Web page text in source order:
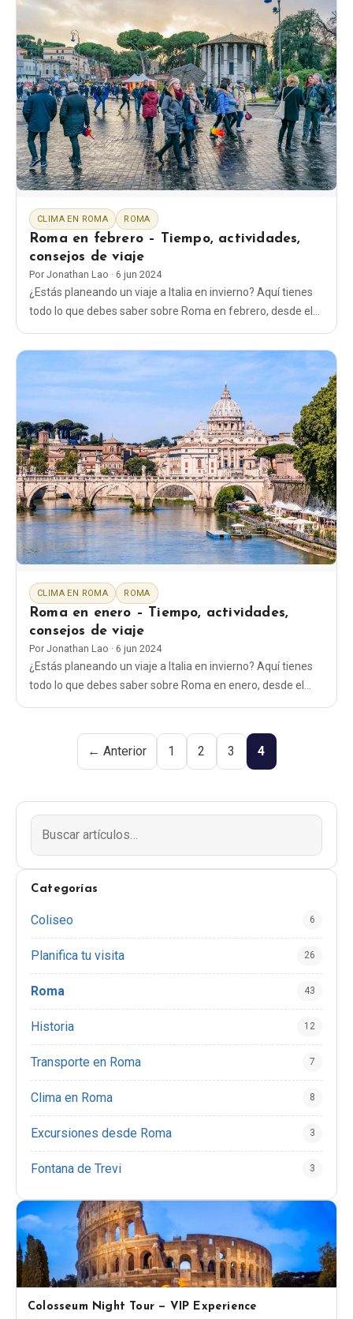
CLIMA EN ROMA ROMA
Roma en febrero – Tiempo, actividades,
consejos de viaje
Por Jonathan Lao · 6 jun 2024
¿Estás planeando un viaje a Italia en invierno? Aquí tienes
todo lo que debes saber sobre Roma en febrero, desde el
CLIMA EN ROMA ROMA
Roma en enero – Tiempo, actividades,
consejos de viaje
Por Jonathan Lao · 6 jun 2024
¿Estás planeando un viaje a Italia en invierno? Aquí tienes
todo lo que debes saber sobre Roma en enero, desde el
← Anterior 1 2 3 4
Categorías
Coliseo 6
Planifica tu visita 26
Roma 43
Historia 12
Transporte en Roma 7
Clima en Roma 8
Excursiones desde Roma 3
Fontana de Trevi 3
Colosseum Night Tour — VIP Experience